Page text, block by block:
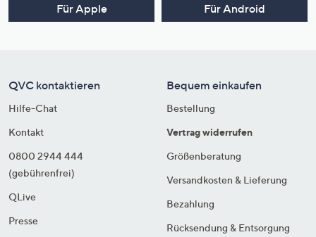
Für Apple Für Android
QVC kontaktieren
Hilfe-Chat
Kontakt
0800 2944 444
(gebührenfrei)
QLive
Presse
Bequem einkaufen
Bestellung
Vertrag widerrufen
Größenberatung
Versandkosten & Lieferung
Bezahlung
Rücksendung & Entsorgung